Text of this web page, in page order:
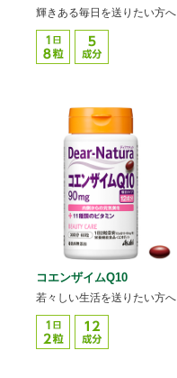
輝きある毎日を送りたい方へ
コエンザイムQ10
若々しい生活を送りたい方へ